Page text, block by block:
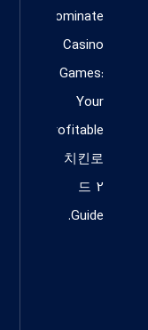
Dominate
Casino
Games:
Your
Profitable
치킨로
드 2
Guide.